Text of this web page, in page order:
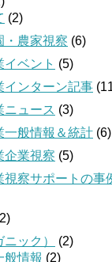
(2)
・農家視察 (6)
イベント (5)
インターン記事
ニュース (3)
一般情報＆統計 (6)
企業視察 (5)
視察サポートの事
ック）
(2)
般情報 (2)